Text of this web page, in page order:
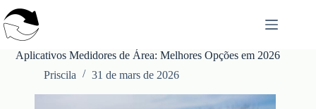
au
contenu
Aplicativos Medidores de Área: Melhores Opções em 2026
Priscila
31 de mars de 2026